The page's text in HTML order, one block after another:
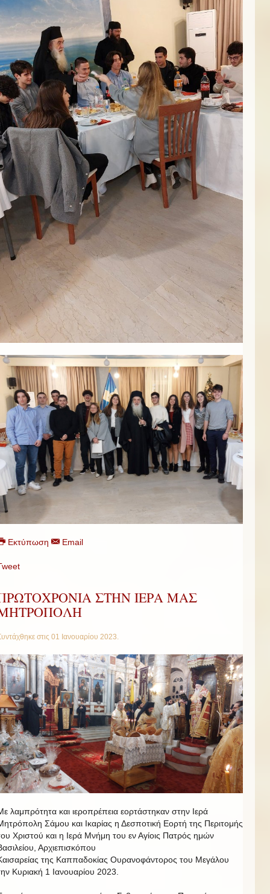
Εκτύπωση Email
ΣΤΗΝ ΙΕΡΑ ΜΑΣ
στις 01 Ιανουαρίου 2023.
λαμπρότητα και ιεροπρέπεια εορτάστηκαν στην Ιερά
Σάμου και Ικαρίας η Δεσποτική Εορτή της Περιτομής
Χριστού και η Ιερά Μνήμη του εν Αγίοις Πατρός ημών
Αρχιεπισκόπου
της Καππαδοκίας Ουρανοφάντορος του Μεγάλου
Κυριακή 1 Ιανουαρίου 2023.